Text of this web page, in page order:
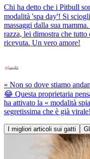
Chi ha detto che i Pitbull
modalità 'spa day'! Si
massaggi dalla sua
razza, lei dimostra che
ricevuta. Un vero amore!
« Non so dove stiamo
😂 Questa proprietaria
ha attivato la « modalità
segretissima che è già
I migliori articoli sui gatti